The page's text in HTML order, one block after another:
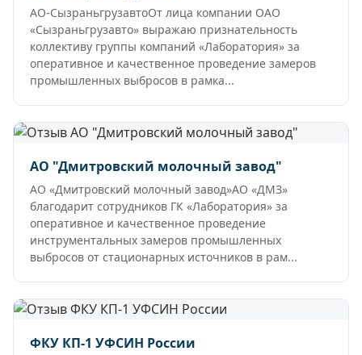
АО-СызраньгрузавтоОт лица компании ОАО
«Сызраньгрузавто» выражаю признательность
коллективу группы компаний «Лаборатория» за
оперативное и качественное проведение замеров
промышленных выбросов в рамка...
АО "Дмитровский молочный завод"
АО «Дмитровский молочный завод»АО «ДМЗ»
благодарит сотрудников ГК «Лаборатория» за
оперативное и качественное проведение
инструментальных замеров промышленных
выбросов от стационарных источников в рам...
ФКУ КП-1 УФСИН России